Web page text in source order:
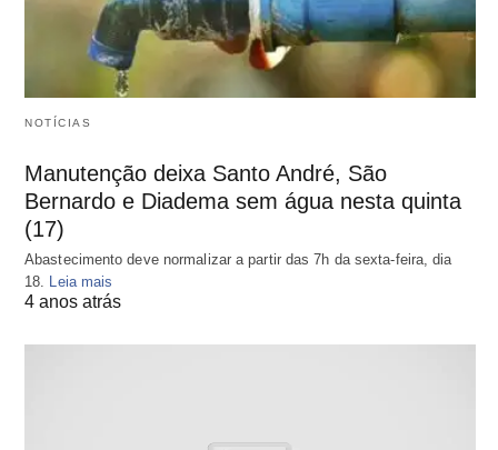
NOTÍCIAS
Manutenção deixa Santo André, São
Bernardo e Diadema sem água nesta quinta
(17)
Abastecimento deve normalizar a partir das 7h da sexta-feira, dia
18. Leia mais
4 anos atrás